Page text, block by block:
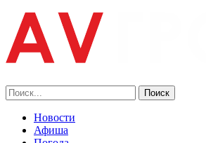
Новости
Афиша